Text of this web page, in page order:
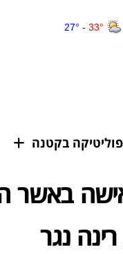
פוליטיקה בקטנה
באשר
נגר